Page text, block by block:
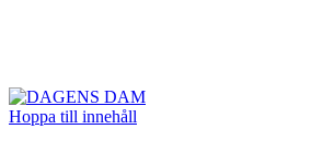
Hoppa till innehåll